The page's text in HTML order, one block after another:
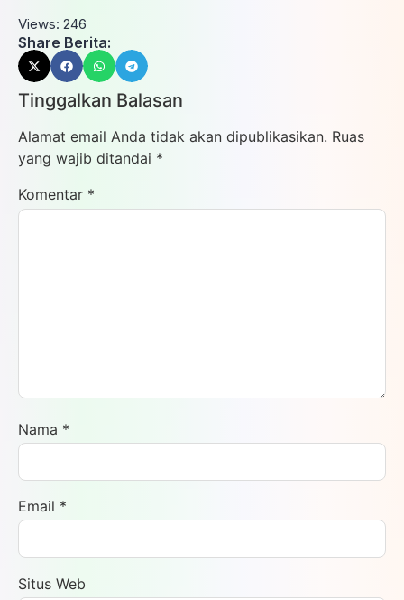
Views: 246
Share Berita:
Tinggalkan Balasan
Alamat email Anda tidak akan dipublikasikan. Ruas
yang wajib ditandai *
Komentar *
Nama *
Email *
Situs Web